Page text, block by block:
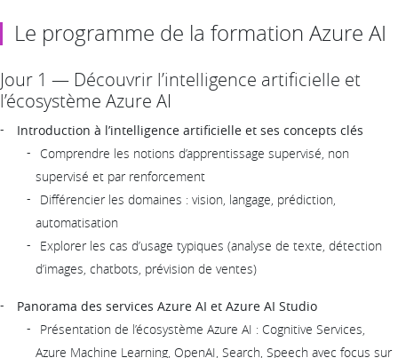
Le programme de la formation Azure AI
Jour 1 — Découvrir l’intelligence artificielle et
l’écosystème Azure AI
Introduction à l’intelligence artificielle et ses concepts clés
Comprendre les notions d’apprentissage supervisé, non
supervisé et par renforcement
Différencier les domaines : vision, langage, prédiction,
automatisation
Explorer les cas d’usage typiques (analyse de texte, détection
d’images, chatbots, prévision de ventes)
Panorama des services Azure AI et Azure AI Studio
Présentation de l’écosystème Azure AI : Cognitive Services,
Azure Machine Learning, OpenAI, Search, Speech avec focus sur